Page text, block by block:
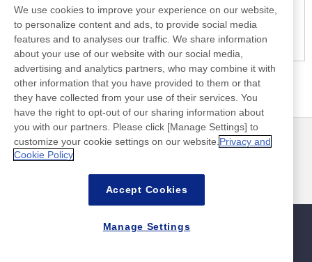
ィアなどで御覧になった情報と内容が異なる場合がありますの
で、あらかじめご了承ください。
ニュース
お問い合わせ
よくあるご質問
サイトポリシー
We use cookies to improve your experience on our website,
to personalize content and ads, to provide social media
features and to analyses our traffic. We share information
about your use of our website with our social media,
advertising and analytics partners, who may combine it with
other information that you have provided to them or that
they have collected from your use of their services. You
have the right to opt-out of our sharing information about
you with our partners. Please click [Manage Settings] to
customize your cookie settings on our website. Privacy and
Cookie Policy
Accept Cookies
Manage Settings